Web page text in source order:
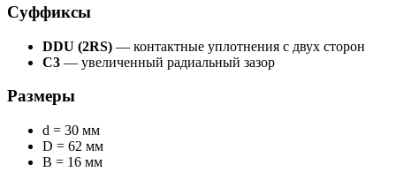
Суффиксы
DDU (2RS) — контактные уплотнения с двух сторон
C3 — увеличенный радиальный зазор
Размеры
d = 30 мм
D = 62 мм
B = 16 мм